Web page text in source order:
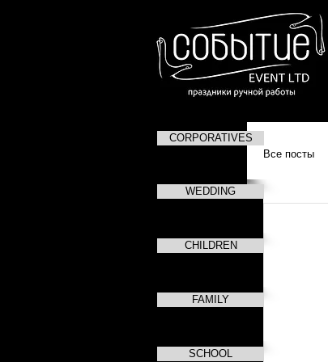
Все посты
CORPORATIVES
WEDDING
CHILDREN
FAMILY
SCHOOL